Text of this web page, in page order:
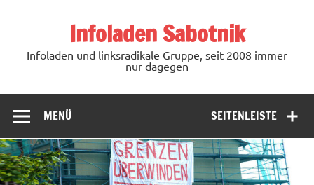
Infoladen Sabotnik
Infoladen und linksradikale Gruppe, seit 2008 immer
nur dagegen
SEITENLEISTE
MENÜ